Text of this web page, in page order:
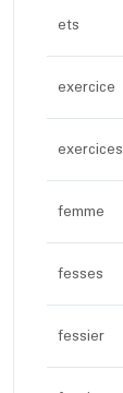
ets
exercice
exercices
femme
fesses
fessier